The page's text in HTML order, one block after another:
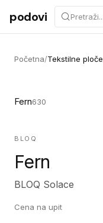
Preskoči na sadržaj
podovi
Početna/Tekstilne ploče
Fern630
BLOQ
Fern
BLOQ Solace
Cena na upit